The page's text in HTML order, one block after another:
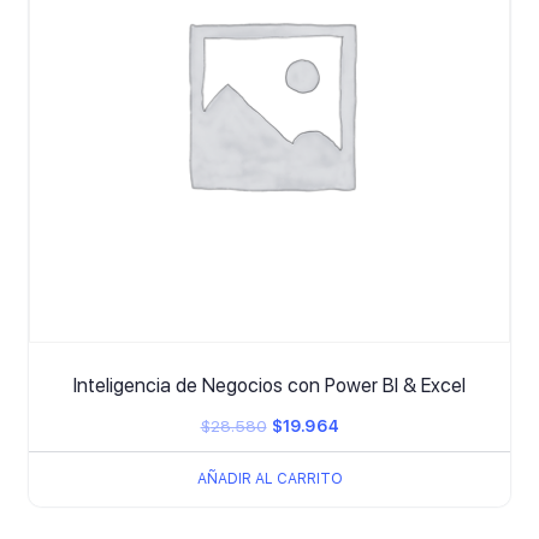
Inteligencia de Negocios con Power BI & Excel
$28.580 El
precio
original
$19.964El
precio
actual
AÑADIR AL CARRITO